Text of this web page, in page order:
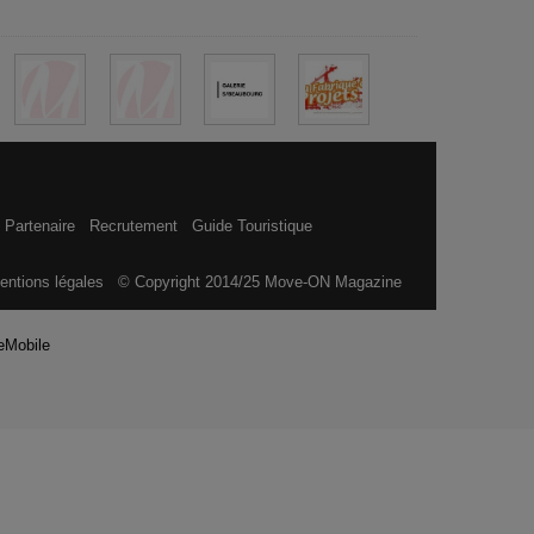
Recrutement Guide Touristique
légales © Copyright 2014/25 Move-ON Magazine